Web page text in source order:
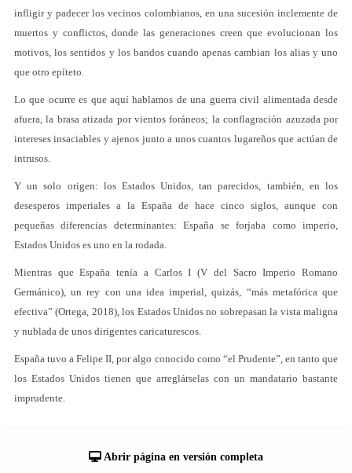
infligir y padecer los vecinos colombianos, en una sucesión inclemente de
muertos y conflictos, donde las generaciones creen que evolucionan los
motivos, los sentidos y los bandos cuando apenas cambian los alias y uno
que otro epíteto.
Lo que ocurre es que aquí hablamos de una guerra civil alimentada desde
afuera, la brasa atizada por vientos foráneos; la conflagración azuzada por
intereses insaciables y ajenos junto a unos cuantos lugareños que actúan de
intrusos.
Y un solo origen: los Estados Unidos, tan parecidos, también, en los
desesperos imperiales a la España de hace cinco siglos, aunque con
pequeñas diferencias determinantes: España se forjaba como imperio,
Estados Unidos es uno en la rodada.
Mientras que España tenía a Carlos I (V del Sacro Imperio Romano
Germánico), un rey con una idea imperial, quizás, “más metafórica que
efectiva” (Ortega, 2018), los Estados Unidos no sobrepasan la vista maligna
y nublada de unos dirigentes caricaturescos.
España tuvo a Felipe II, por algo conocido como “el Prudente”, en tanto que
los Estados Unidos tienen que arreglárselas con un mandatario bastante
imprudente.
Abrir página en versión completa